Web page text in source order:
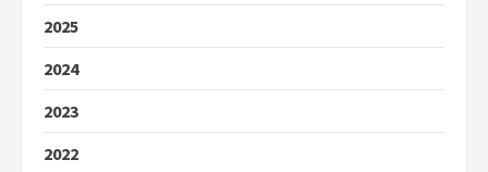
2025
2024
2023
2022